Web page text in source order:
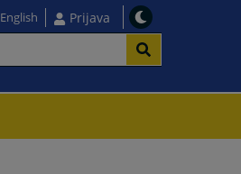
English Prijava